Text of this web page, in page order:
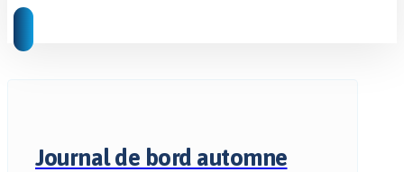
Journal de bord automne